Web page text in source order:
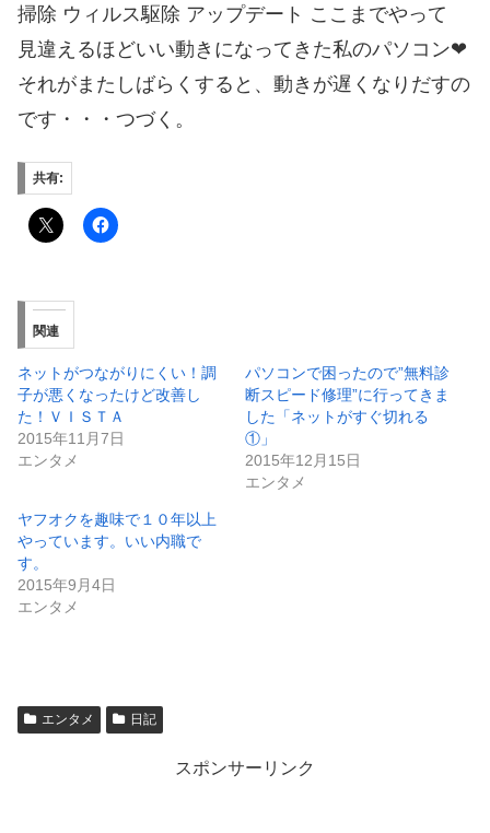
掃除 ウィルス駆除 アップデート ここまでやって
見違えるほどいい動きになってきた私のパソコン❤
それがまたしばらくすると、動きが遅くなりだすの
です・・・つづく。
共有:
関連
ネットがつながりにくい！調
子が悪くなったけど改善し
た！ＶＩＳＴＡ
2015年11月7日
エンタメ
パソコンで困ったので”無料診
断スピード修理”に行ってきま
した「ネットがすぐ切れる
①」
2015年12月15日
エンタメ
ヤフオクを趣味で１０年以上
やっています。いい内職で
す。
2015年9月4日
エンタメ
エンタメ 日記
スポンサーリンク